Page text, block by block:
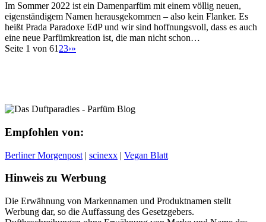
Im Sommer 2022 ist ein Damenparfüm mit einem völlig neuen,
eigenständigem Namen herausgekommen – also kein Flanker. Es
heißt Prada Paradoxe EdP und wir sind hoffnungsvoll, dass es auch
eine neue Parfümkreation ist, die man nicht schon…
Seite 1 von 61 23›»
Empfohlen von:
Berliner Morgenpost | scinexx | Vegan Blatt
Hinweis zu Werbung
Die Erwähnung von Markennamen und Produktnamen stellt
Werbung dar, so die Auffassung des Gesetzgebers.